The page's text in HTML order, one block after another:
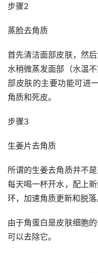
步骤2
蒸脸去角质
首先清洁面部皮肤，然
水稍微蒸发面部（水温
部皮肤的主要功能可进
角质和死皮。
步骤3
生姜片去角质
所谓的生姜去角质并不
每天喝一杯开水，配上
环，加速角质更新和脱落
由于角蛋白是皮肤细胞
可以去除它。